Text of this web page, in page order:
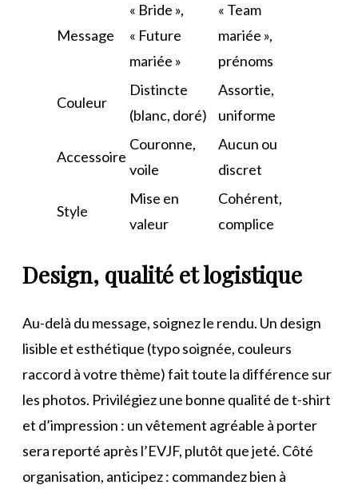
Message
« Bride »,
« Future
mariée »
« Team
mariée »,
prénoms
Couleur
Distincte
(blanc, doré)
Assortie,
uniforme
Accessoire
Couronne,
voile
Aucun ou
discret
Style
Mise en
valeur
Cohérent,
complice
Design, qualité et logistique
Au-delà du message, soignez le rendu. Un design
lisible et esthétique (typo soignée, couleurs
raccord à votre thème) fait toute la différence sur
les photos. Privilégiez une bonne qualité de t-shirt
et d’impression : un vêtement agréable à porter
sera reporté après l’EVJF, plutôt que jeté. Côté
organisation, anticipez : commandez bien à